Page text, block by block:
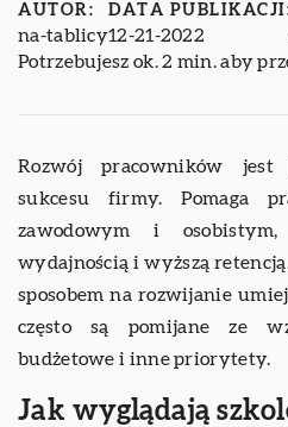
AUTOR:
na-tablicy
DATA
12-21-2022
Potrzebujesz ok. 2 min. aby
Rozwój pracowników jest
sukcesu firmy. Pomaga
zawodowym i
wydajnością i wyższą
sposobem na rozwijanie
często są pomijane ze
budżetowe i inne priorytety.
Jak wyglądają